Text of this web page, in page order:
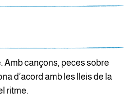
Amb cançons, peces sobre
d’acord amb les lleis de la
ritme.